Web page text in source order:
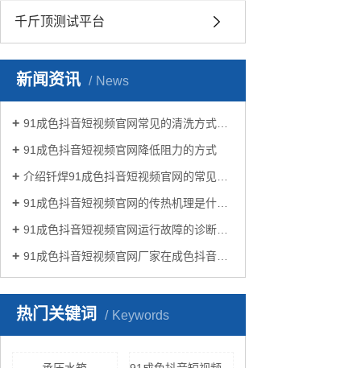
千斤顶测试平台
新闻资讯 News
91成色抖音短视频官网常见的清洗方式有哪些？
91成色抖音短视频官网降低阻力的方式
介绍钎焊91成色抖音短视频官网的常见类型有哪些
91成色抖音短视频官网的传热机理是什么?
91成色抖音短视频官网运行故障的诊断及处理方法
91成色抖音短视频官网厂家在成色抖音生活中有哪些作用？
热门关键词 Keywords